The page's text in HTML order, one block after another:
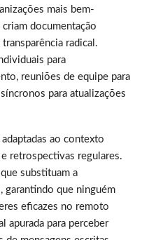
mais bem-
documentação
radical.
para
reuniões de equipe para
para atualizações
ao contexto
retrospectivas regulares.
substituam a
garantindo que ninguém
eficazes no remoto
apurada para perceber